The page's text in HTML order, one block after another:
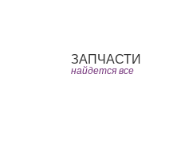
ЗАПЧАСТИ
найдется все